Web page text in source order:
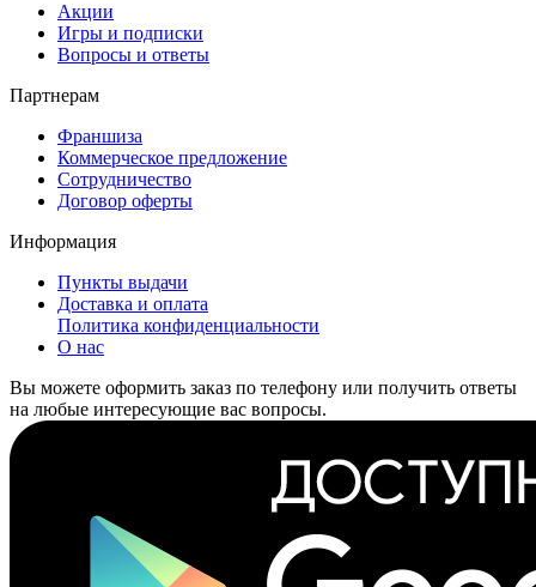
Акции
Игры и подписки
Вопросы и ответы
Партнерам
Франшиза
Коммерческое предложение
Сотрудничество
Договор оферты
Информация
Пункты выдачи
Доставка и оплата
Политика конфиденциальности
О нас
Вы можете оформить заказ по телефону или получить ответы
на любые интересующие вас вопросы.